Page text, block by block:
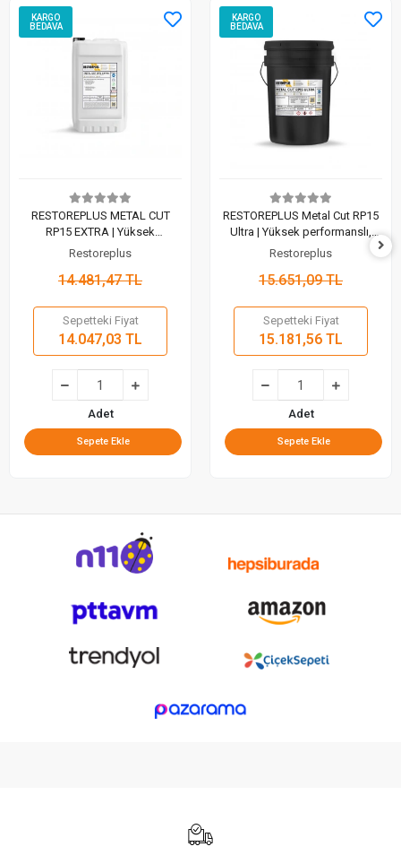
KARGO
BEDAVA
RESTOREPLUS METAL CUT
RP15 EXTRA | Yüksek
Performanslı, Mikroemülsiyon
Borlu Yağlayıcı (25 Lt)
Restoreplus
14.481,47 TL
Sepetteki Fiyat
14.047,03 TL
Adet
Sepete Ekle
KARGO
BEDAVA
RESTOREPLUS Metal Cut RP15
Ultra | Yüksek performanslı,
mikroemülsiyon metal işleme
yağı (20 Lt)
Restoreplus
15.651,09 TL
Sepetteki Fiyat
15.181,56 TL
Adet
Sepete Ekle